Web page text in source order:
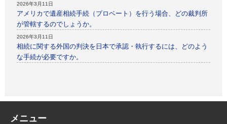
2026年3月11日
アメリカで遺産相続手続（プロベート）を行う場合、どの裁判所
が管轄するのでしょうか。
2026年3月11日
相続に関する外国の判決を日本で承認・執行するには、どのよう
な手続が必要ですか。
メニュー